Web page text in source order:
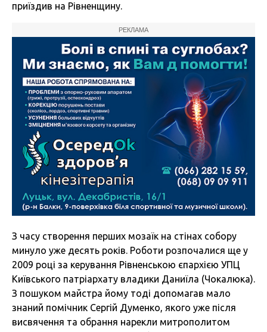
приїздив на Рівненщину.
РЕКЛАМА
З часу створення перших мозаїк на стінах собору
минуло уже десять років. Роботи розпочалися ще у
2009 році за керування Рівненською єпархією УПЦ
Київського патріархату владики Даниїла (Чокалюка).
З пошуком майстра йому тоді допомагав мало
знаний помічник Сергій Думенко, якого уже після
висвячення та обрання нарекли митрополитом